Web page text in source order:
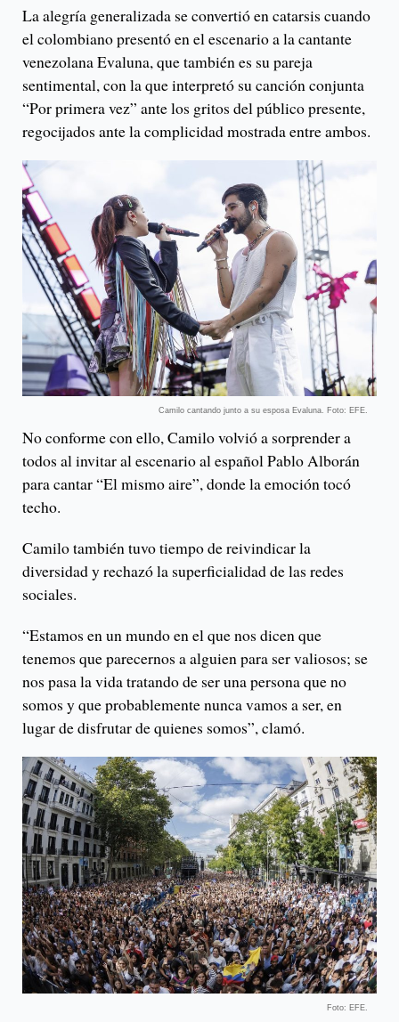
La alegría generalizada se convertió en catarsis cuando
el colombiano presentó en el escenario a la cantante
venezolana Evaluna, que también es su pareja
sentimental, con la que interpretó su canción conjunta
“Por primera vez” ante los gritos del público presente,
regocijados ante la complicidad mostrada entre ambos.
Camilo cantando junto a su esposa Evaluna. Foto: EFE.
No conforme con ello, Camilo volvió a sorprender a
todos al invitar al escenario al español Pablo Alborán
para cantar “El mismo aire”, donde la emoción tocó
techo.
Camilo también tuvo tiempo de reivindicar la
diversidad y rechazó la superficialidad de las redes
sociales.
“Estamos en un mundo en el que nos dicen que
tenemos que parecernos a alguien para ser valiosos; se
nos pasa la vida tratando de ser una persona que no
somos y que probablemente nunca vamos a ser, en
lugar de disfrutar de quienes somos”, clamó.
Foto: EFE.